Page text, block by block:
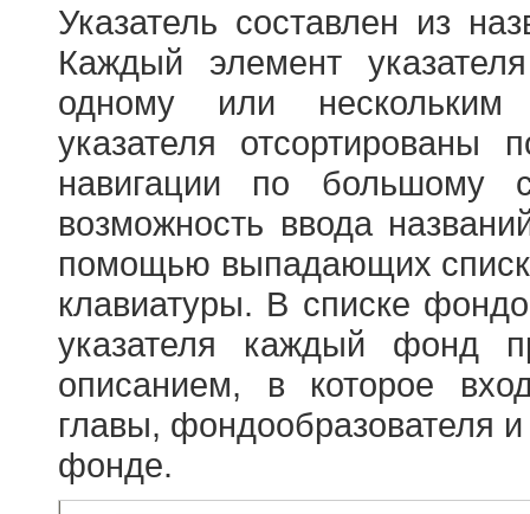
Указатель составлен из
Каждый элемент
одному или
указателя отсортированы
навигации по большому
возможность ввода
помощью выпадающих
клавиатуры. В списке
указателя каждый фонд
описанием, в которое
главы, фондообразователя
фонде.